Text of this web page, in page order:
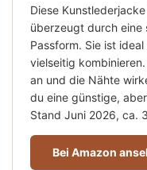
Diese
überzeugt durch eine
Passform. Sie ist
vielseitig
an und die Nähte
du eine günstige,
Stand Juni 2026, ca.
Bei Amazon